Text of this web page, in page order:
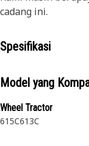
cadang ini.
Spesifikasi
Model yang
Wheel Tractor
615C613C